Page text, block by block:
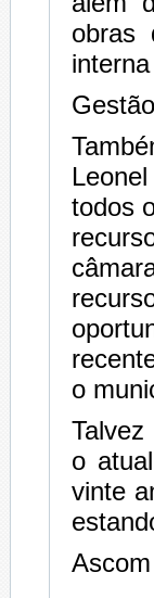
obras
todos
o
o
vinte
Ascom